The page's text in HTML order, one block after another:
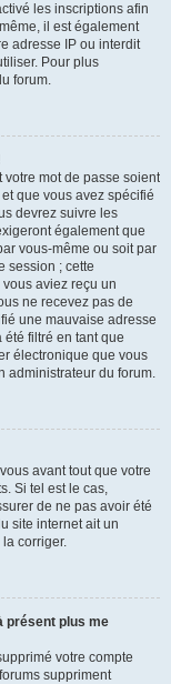
les inscriptions afin
il est également
adresse IP ou interdit
Pour plus
forum.
votre mot de passe soient
que vous avez spécifié
devrez suivre les
également que
vous-même ou soit par
session ; cette
aviez reçu un
ne recevez pas de
une mauvaise adresse
filtré en tant que
électronique que vous
administrateur du forum.
avant tout que votre
Si tel est le cas,
de ne pas avoir été
site internet ait un
corriger.
présent plus me
votre compte
suppriment